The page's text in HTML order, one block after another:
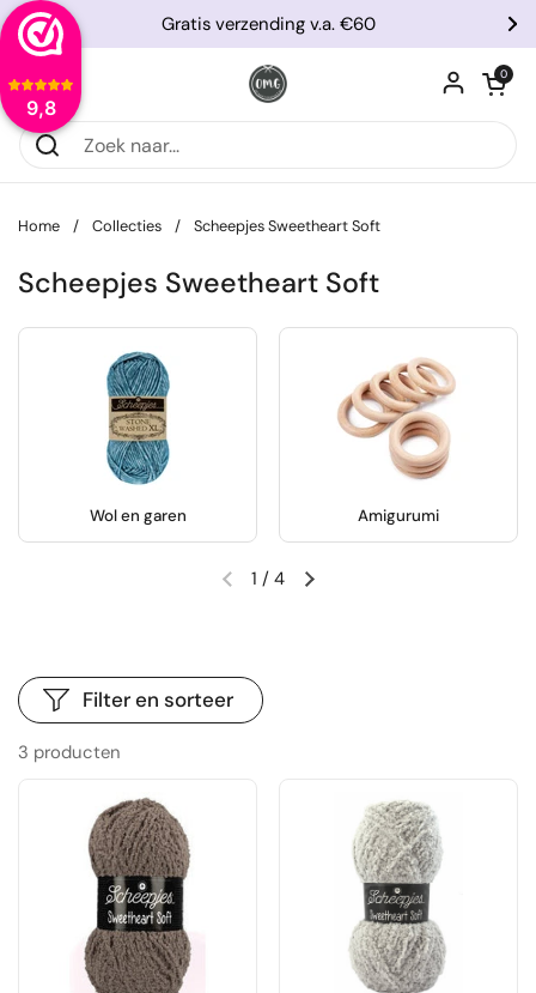
9,8
Ga naar content
Vorige
Gratis verzending v.a. €60
Menu openen
0
Home / Collecties / Scheepjes Sweetheart Soft
Scheepjes Sweetheart Soft
Wol en garen Amigurumi
Vorige diaVolgende dia
1 / 4
3 producten
Filter en sorteer